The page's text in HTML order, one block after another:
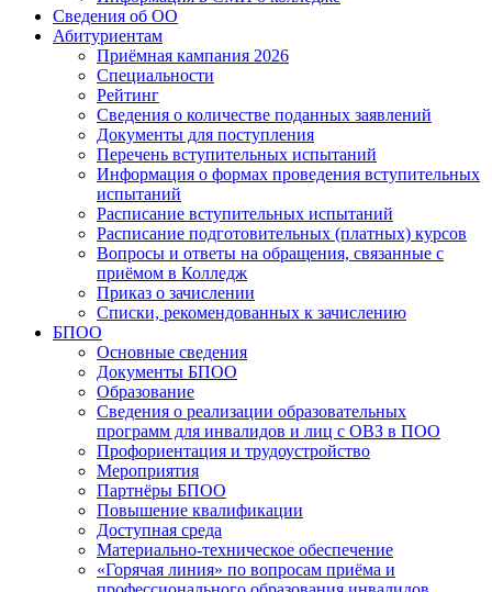
Сведения об ОО
Абитуриентам
Приёмная кампания 2026
Специальности
Рейтинг
Сведения о количестве поданных заявлений
Документы для поступления
Перечень вступительных испытаний
Информация о формах проведения вступительных
испытаний
Расписание вступительных испытаний
Расписание подготовительных (платных) курсов
Вопросы и ответы на обращения, связанные с
приёмом в Колледж
Приказ о зачислении
Списки, рекомендованных к зачислению
БПОО
Основные сведения
Документы БПОО
Образование
Сведения о реализации образовательных
программ для инвалидов и лиц с ОВЗ в ПОО
Профориентация и трудоустройство
Мероприятия
Партнёры БПОО
Повышение квалификации
Доступная среда
Материально-техническое обеспечение
«Горячая линия» по вопросам приёма и